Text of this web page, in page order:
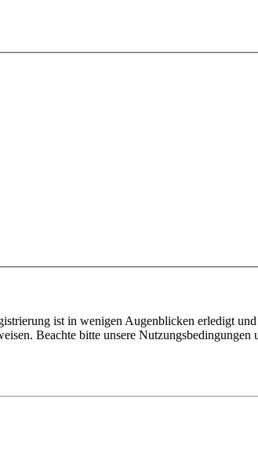
ist in wenigen Augenblicken erledigt
Beachte bitte unsere